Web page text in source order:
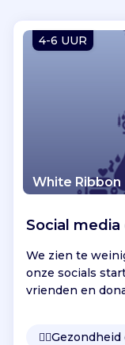
4-6 UUR
White Ribbon
Social
We zien te
onze socials
vrienden en
👩‍⚕️